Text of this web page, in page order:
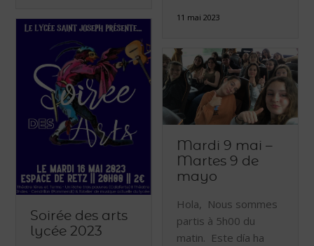
11 mai 2023
Soirée des arts
lycée 2023
Mardi 9 mai –
Martes 9 de
mayo
Hola, Nous sommes
partis à 5h00 du
matin. Este día ha